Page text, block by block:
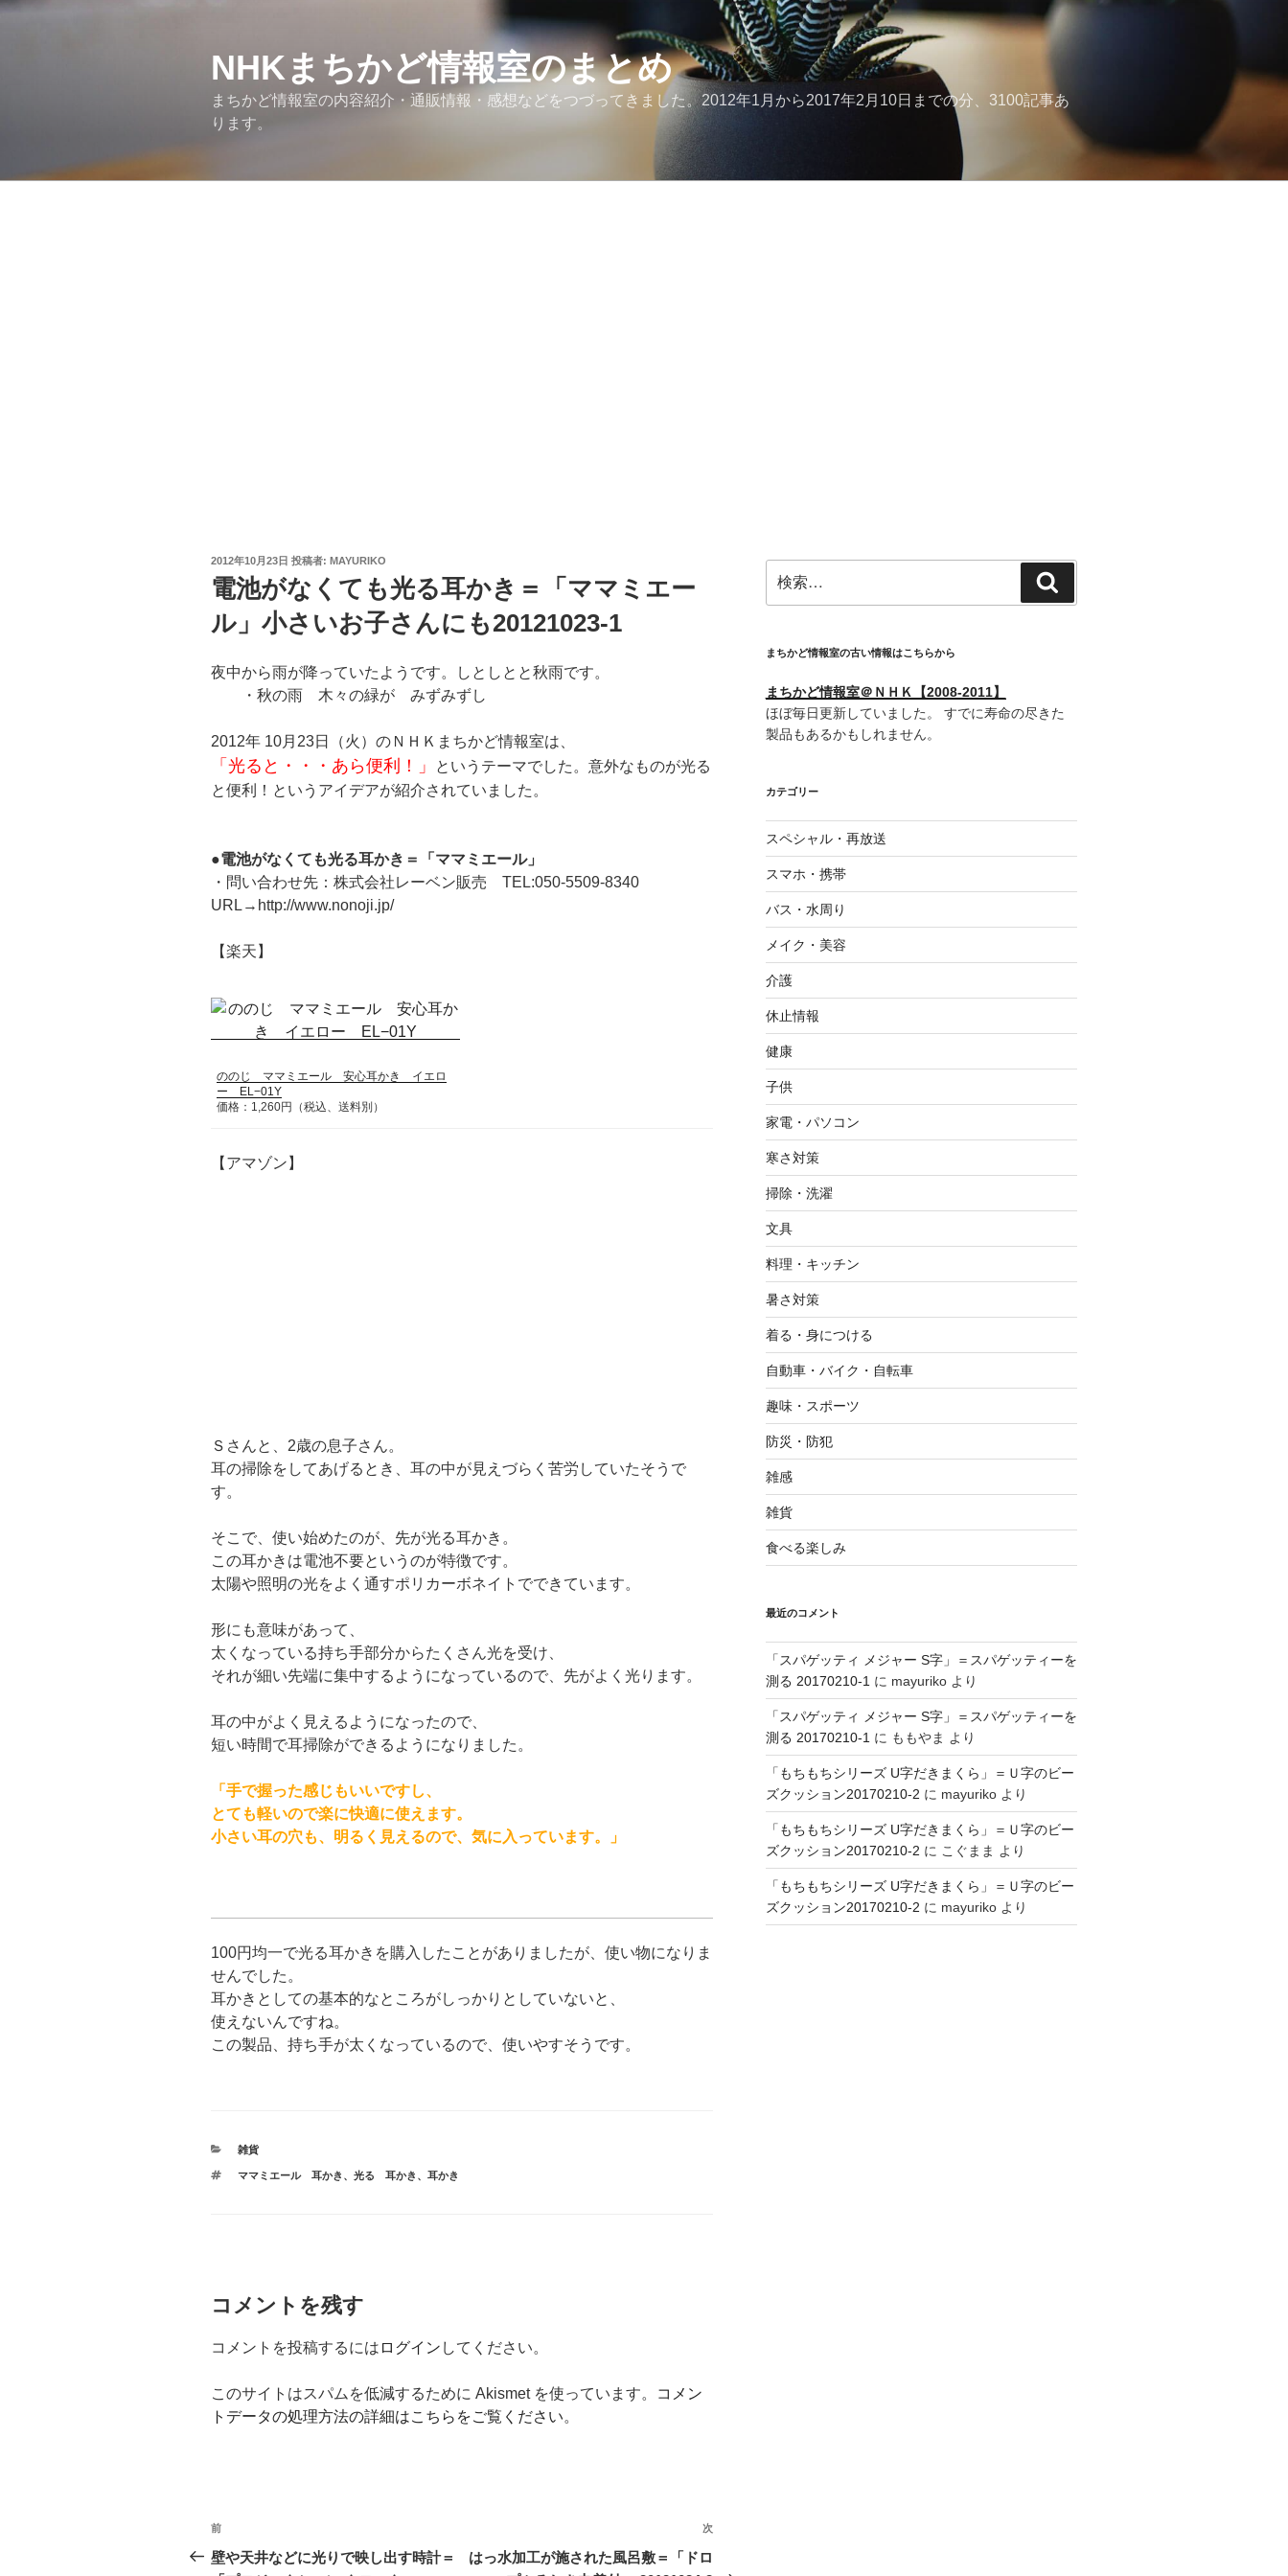
コ
NHKまちかど情報室のまとめ
まちかど情報室の内容紹介・通販情報・感想などをつづってきました。2012年1月から2017年2月10日までの分、3100記事あ
ります。
投
稿
日:
2012年10月23日 投稿者: MAYURIKO
電池がなくても光る耳かき＝「ママミエー
ル」小さいお子さんにも20121023-1
夜中から雨が降っていたようです。しとしとと秋雨です。
・秋の雨 木々の緑が みずみずし
2012年 10月23日（火）のＮＨＫまちかど情報室は、
「光ると・・・あら便利！」
というテーマでした。意外なものが光る
と便利！というアイデアが紹介されていました。
●電池がなくても光る耳かき＝「ママミエール」
・問い合わせ先：株式会社レーベン販売 TEL:050-5509-8340
URL→http://www.nonoji.jp/
【楽天】
ののじ ママミエール 安心耳かき イエロ
ー EL−01Y
価格：1,260円（税込、送料別）
【アマゾン】
Ｓさんと、2歳の息子さん。
耳の掃除をしてあげるとき、耳の中が見えづらく苦労していたそうで
す。
そこで、使い始めたのが、先が光る耳かき。
この耳かきは電池不要というのが特徴です。
太陽や照明の光をよく通すポリカーボネイトでできています。
形にも意味があって、
太くなっている持ち手部分からたくさん光を受け、
それが細い先端に集中するようになっているので、先がよく光ります。
耳の中がよく見えるようになったので、
短い時間で耳掃除ができるようになりました。
「手で握った感じもいいですし、
とても軽いので楽に快適に使えます。
小さい耳の穴も、明るく見えるので、気に入っています。」
100円均一で光る耳かきを購入したことがありましたが、使い物になりま
せんでした。
耳かきとしての基本的なところがしっかりとしていないと、
使えないんですね。
この製品、持ち手が太くなっているので、使いやすそうです。
カ
ゴ
雑貨
タ
ママミエール 耳かき 、 光る 耳かき 、 耳かき
コメントを残す
コメントを投稿するには ログイン してください。
このサイトはスパムを低減するために Akismet を使っています。
コメン
トデータの処理方法の詳細はこちらをご覧ください。
投
稿
前
の
前
壁や天井などに光りで映し出す時計＝
次
次
はっ水加工が施された風呂敷＝「ドロ
索:
索
まちかど情報室の古い情報はこちらから
まちかど情報室＠ＮＨＫ【2008-2011】
ほぼ毎日更新していました。 すでに寿命の尽きた
製品もあるかもしれません。
カテゴリー
スペシャル・再放送
スマホ・携帯
バス・水周り
メイク・美容
介護
休止情報
健康
子供
家電・パソコン
寒さ対策
掃除・洗濯
文具
料理・キッチン
暑さ対策
着る・身につける
自動車・バイク・自転車
趣味・スポーツ
防災・防犯
雑感
雑貨
食べる楽しみ
最近のコメント
「スパゲッティ メジャー S字」＝スパゲッティーを
測る 20170210-1に mayurikoより
「スパゲッティ メジャー S字」＝スパゲッティーを
測る 20170210-1に ももやま より
「もちもちシリーズ U字だきまくら」＝Ｕ字のビー
ズクッション20170210-2 に mayurikoより
「もちもちシリーズ U字だきまくら」＝Ｕ字のビー
ズクッション20170210-2 に こぐまま より
「もちもちシリーズ U字だきまくら」＝Ｕ字のビー
ズクッション20170210-2 に mayurikoより